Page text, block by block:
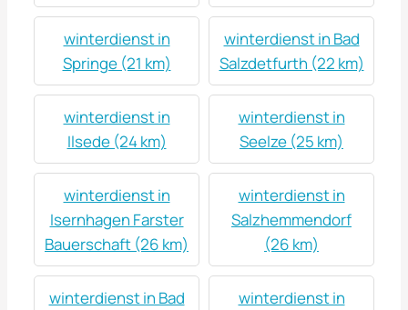
winterdienst in
Springe (21 km)
winterdienst in Bad
Salzdetfurth (22 km)
winterdienst in
Ilsede (24 km)
winterdienst in
Seelze (25 km)
winterdienst in
Isernhagen Farster
Bauerschaft (26 km)
winterdienst in
Salzhemmendorf
(26 km)
winterdienst in Bad
winterdienst in